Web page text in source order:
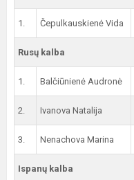
1. Čepulkauskienė Vida
Rusų kalba
1. Balčiūnienė Audronė
2. Ivanova Natalija
3. Nenachova Marina
Ispanų kalba